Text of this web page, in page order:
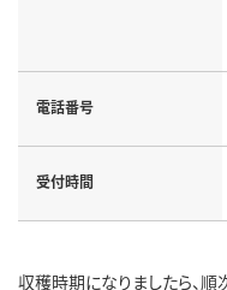
電話番号
受付時間
収穫時期になりましたら、順